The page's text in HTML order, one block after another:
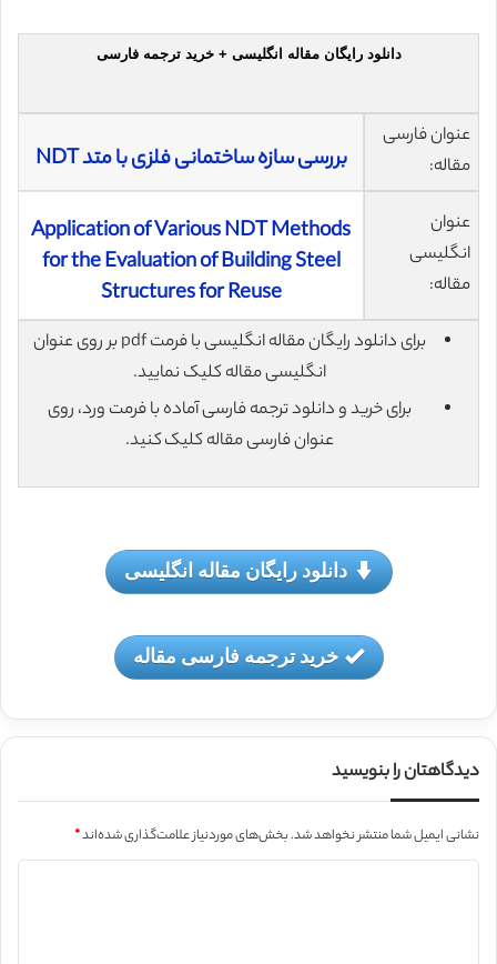
دانلود رایگان مقاله انگلیسی + خرید ترجمه فارسی
عنوان فارسی
مقاله:
بررسی سازه ساختمانی فلزی با متد NDT
عنوان
انگلیسی
مقاله:
Application of Various NDT Methods
for the Evaluation of Building Steel
Structures for Reuse
برای دانلود رایگان مقاله انگلیسی با فرمت pdf بر روی عنوان
انگلیسی مقاله کلیک نمایید.
برای خرید و دانلود ترجمه فارسی آماده با فرمت ورد، روی
عنوان فارسی مقاله کلیک کنید.
دانلود رایگان مقاله انگلیسی
خرید ترجمه فارسی مقاله
دیدگاهتان را بنویسید
نشانی ایمیل شما منتشر نخواهد شد.بخش‌های موردنیاز علامت‌گذاری شده‌اند*